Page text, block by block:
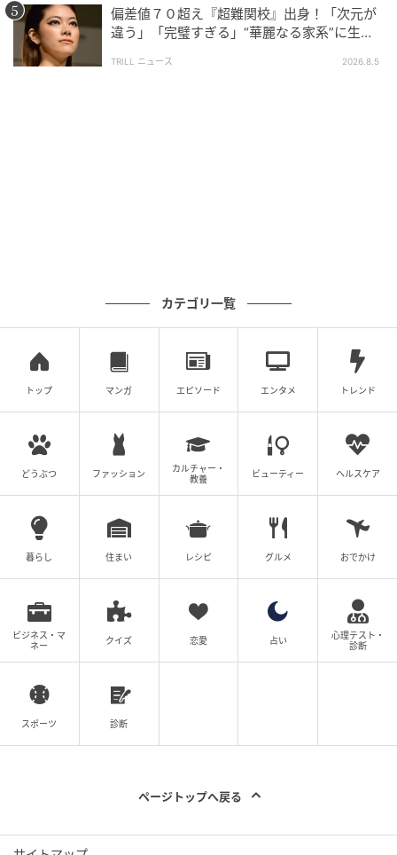
偏差値７０超え『超難関校』出身！「次元が
違う」「完璧すぎる」“華麗なる家系”に生ま
TRILL ニュース 2026.8.5
カテゴリ一覧
トップ マンガ エピソード エンタメ トレンド
どうぶつ ファッション
カルチャー・
教養
ビューティー ヘルスケア
暮らし 住まい レシピ グルメ おでかけ
ビジネス・マ
ネー
クイズ 恋愛 占い
心理テスト・
診断
スポーツ 診断
ページトップへ戻る